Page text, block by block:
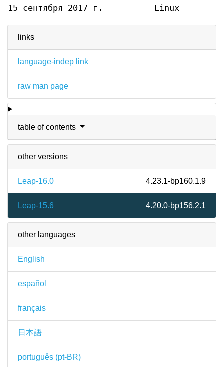
links
language-indep link
raw man page
table of contents
other versions
Leap-16.0 4.23.1-bp160.1.9
Leap-15.6 4.20.0-bp156.2.1
other languages
English
español
français
日本語
português (pt-BR)
15 сентября 2017 г. Linux